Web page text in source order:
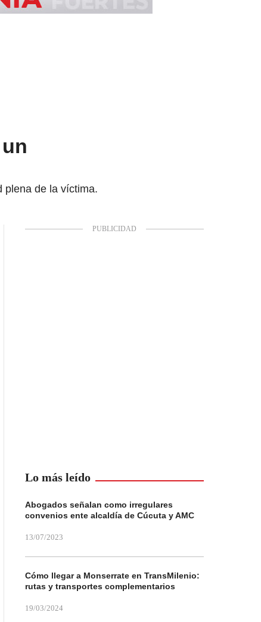
plena de la víctima.
Lo más leído
Abogados señalan como irregulares
convenios ente alcaldía de Cúcuta y AMC
13/07/2023
Cómo llegar a Monserrate en TransMilenio:
rutas y transportes complementarios
19/03/2024